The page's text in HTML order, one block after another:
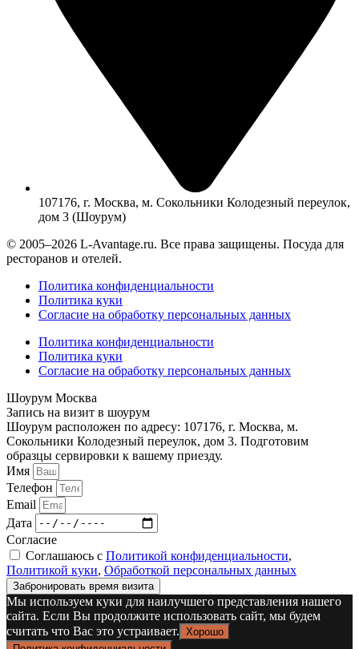
107176, г. Москва, м. Сокольники Колодезный переулок,
дом 3 (Шоурум)
© 2005–2026 L-Avantage.ru. Все права защищены. Посуда для
ресторанов и отелей.
Политика конфиденциальности
Политика куки
Согласие на обработку персональных данных
Политика конфиденциальности
Политика куки
Согласие на обработку персональных данных
Шоурум Москва
Запись на визит в шоурум
Шоурум расположен по адресу: 107176, г. Москва, м.
Сокольники Колодезный переулок, дом 3. Подготовим
образцы сервировки к вашему приезду.
Имя
Телефон
Email
Дата
Согласие
Соглашаюсь с Политикой конфиденциальности,
Политикой куки, Обработкой персональных данных
Забронировать время визита
Мы используем куки для наилучшего представления нашего
сайта. Если Вы продолжите использовать сайт, мы будем
считать что Вас это устраивает. Хорошо